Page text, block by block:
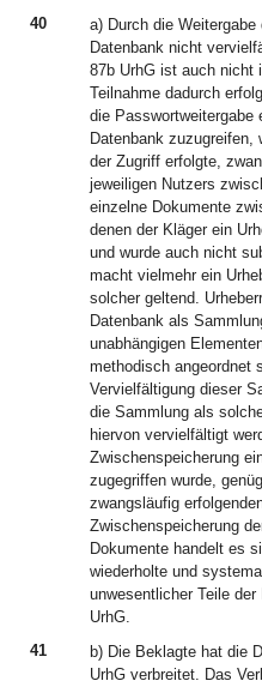
40
a) Durch die
Datenbank nicht
87b UrhG ist auch nicht
Teilnahme dadurch
die Passwortweitergabe
Datenbank zuzugreifen,
der Zugriff erfolgte,
jeweiligen Nutzers
einzelne Dokumente
denen der Kläger ein
und wurde auch nicht
macht vielmehr ein
solcher geltend.
Datenbank als
unabhängigen
methodisch angeordnet
Vervielfältigung dieser
die Sammlung als
hiervon vervielfältigt
Zwischenspeicherung
zugegriffen wurde,
zwangsläufig
Zwischenspeicherung
Dokumente handelt es
wiederholte und
unwesentlicher Teile
UrhG.
41
b) Die Beklagte hat die
UrhG verbreitet. Das